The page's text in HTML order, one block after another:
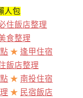
人包
住飯店整理
食整理
★ 逢甲住宿
飯店整理
★ 南投住宿
★ 民宿飯店